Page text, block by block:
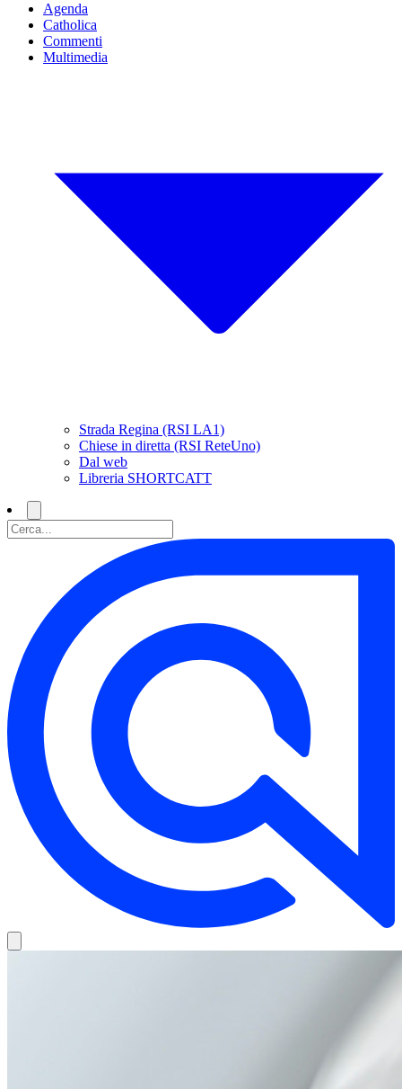
Agenda
Catholica
Commenti
Multimedia
Strada Regina (RSI LA1)
Chiese in diretta (RSI ReteUno)
Dal web
Libreria SHORTCATT